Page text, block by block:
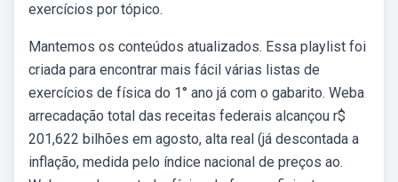
exercícios por tópico.
Mantemos os conteúdos atualizados. Essa playlist foi
criada para encontrar mais fácil várias listas de
exercícios de física do 1° ano já com o gabarito. Weba
arrecadação total das receitas federais alcançou r$
201,622 bilhões em agosto, alta real (já descontada a
inflação, medida pelo índice nacional de preços ao.